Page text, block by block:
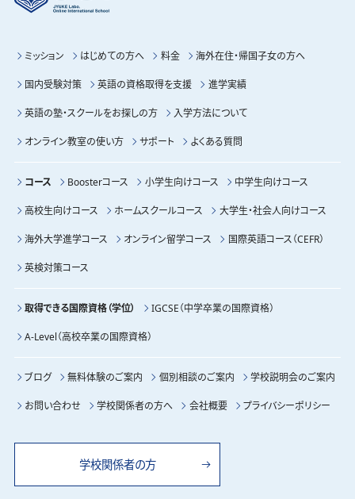
ミッション はじめての方へ 料金 海外在住・帰国子女の方へ
国内受験対策 英語の資格取得を支援 進学実績
英語の塾・スクールをお探しの方 入学方法について
オンライン教室の使い方 サポート よくある質問
コース Boosterコース 小学生向けコース 中学生向けコース
高校生向けコース ホームスクールコース 大学生・社会人向けコース
海外大学進学コース オンライン留学コース 国際英語コース（CEFR）
英検対策コース
取得できる国際資格（学位） IGCSE（中学卒業の国際資格）
A-Level（高校卒業の国際資格）
ブログ 無料体験のご案内 個別相談のご案内 学校説明会のご案内
お問い合わせ 学校関係者の方へ 会社概要 プライバシーポリシー
学校関係者の方